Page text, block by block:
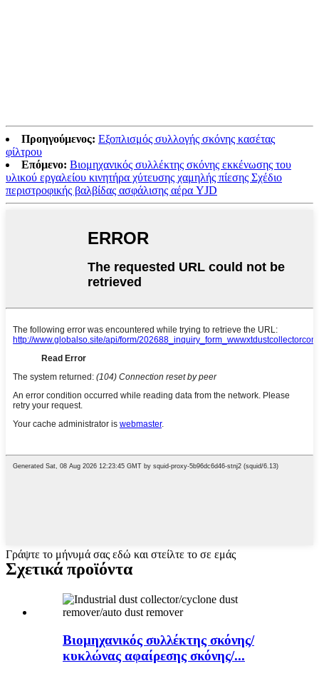
Προηγούμενος: Εξοπλισμός συλλογής σκόνης κασέτας
φίλτρου
Επόμενο: Βιομηχανικός συλλέκτης σκόνης εκκένωσης του
υλικού εργαλείου κινητήρα χύτευσης χαμηλής πίεσης Σχέδιο
περιστροφικής βαλβίδας ασφάλισης αέρα YJD
Γράψτε το μήνυμά σας εδώ και στείλτε το σε εμάς
Σχετικά προϊόντα
Βιομηχανικός συλλέκτης σκόνης/
κυκλώνας αφαίρεσης σκόνης/...